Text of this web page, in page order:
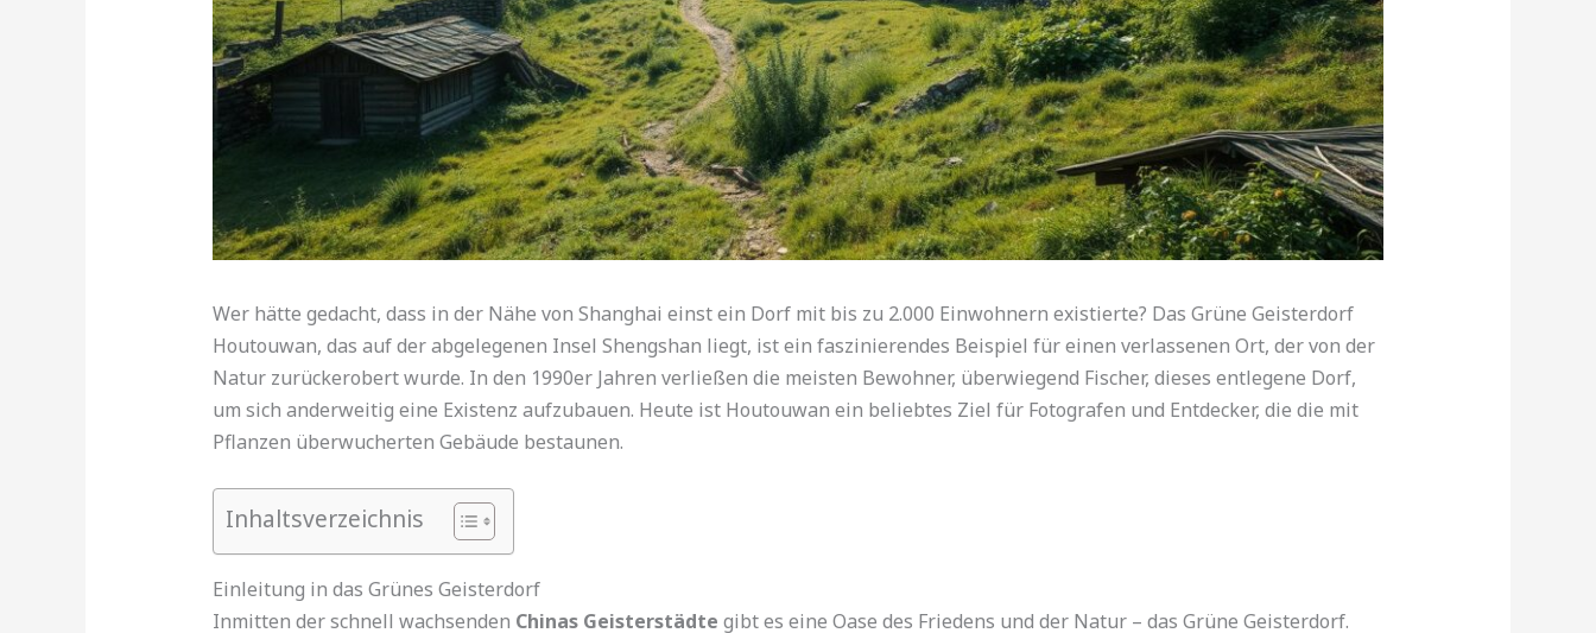
Wer hätte gedacht, dass in der Nähe von Shanghai einst ein Dorf mit bis zu 2.000 Einwohnern existierte? Das Grüne Geisterdorf
Houtouwan, das auf der abgelegenen Insel Shengshan liegt, ist ein faszinierendes Beispiel für einen verlassenen Ort, der von der
Natur zurückerobert wurde. In den 1990er Jahren verließen die meisten Bewohner, überwiegend Fischer, dieses entlegene Dorf,
um sich anderweitig eine Existenz aufzubauen. Heute ist Houtouwan ein beliebtes Ziel für Fotografen und Entdecker, die die mit
Pflanzen überwucherten Gebäude bestaunen.
Inhaltsverzeichnis
Einleitung in das Grünes Geisterdorf
Inmitten der schnell wachsenden Chinas Geisterstädte gibt es eine Oase des Friedens und der Natur – das Grüne Geisterdorf.